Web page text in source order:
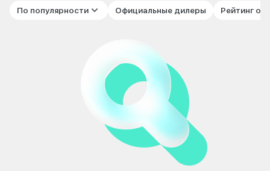
По популярности Официальные дилеры Рейтинг